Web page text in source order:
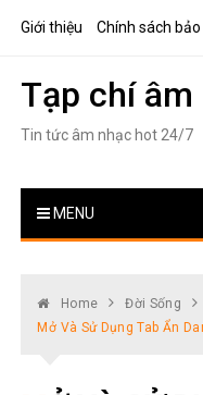
Giới thiệu Chính sách
Tạp chí âm
Tin tức âm nhạc hot 24/7
MENU
Home
Đời Sống
Mở Và Sử Dụng Tab Ẩn